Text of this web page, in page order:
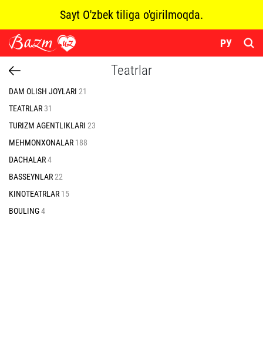
Sayt O'zbek tiliga o'girilmoqda.
РУ
Teatrlar
DAM OLISH JOYLARI 21
TEATRLAR31
TURIZM AGENTLIKLARI 23
MEHMONXONALAR 188
DACHALAR4
BASSEYNLAR22
KINOTEATRLAR 15
BOULING4